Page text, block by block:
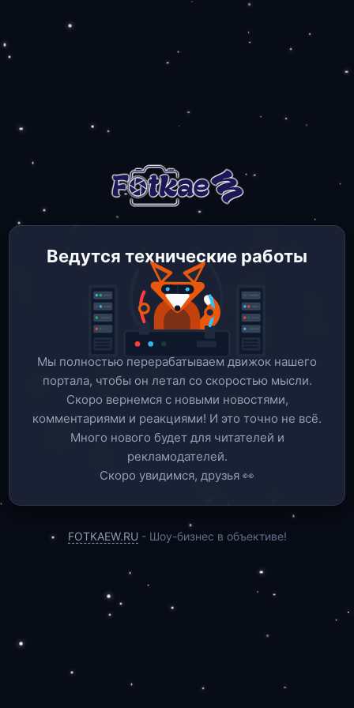
Ведутся технические работы
Мы полностью перерабатываем движок нашего
портала, чтобы он летал со скоростью мысли.
Скоро вернемся c новыми новостями,
комментариями и реакциями! И это точно не всё.
Много нового будет для читателей и
рекламодателей.
Скоро увидимся, друзья 👀
FOTKAEW.RU - Шоу-бизнес в объективе!